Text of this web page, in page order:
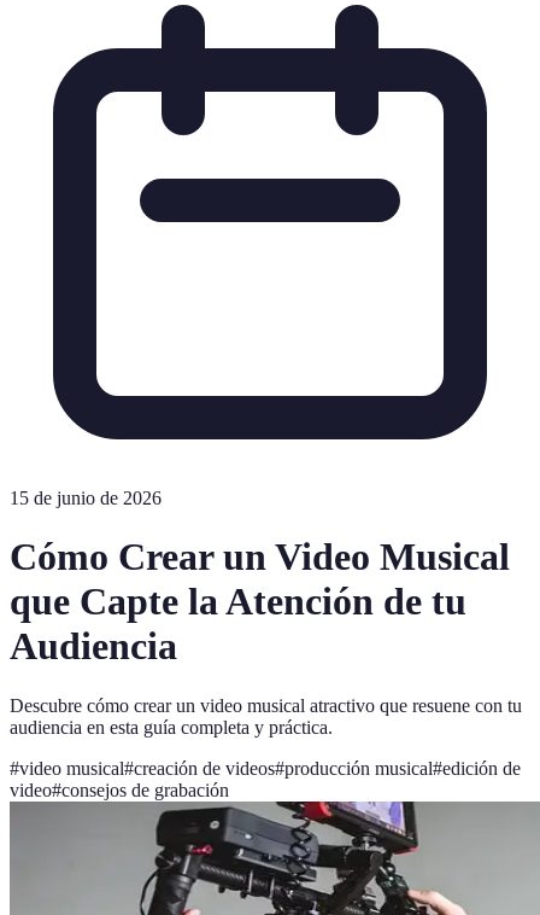
15 de junio de 2026
Cómo Crear un Video Musical
que Capte la Atención de tu
Audiencia
Descubre cómo crear un video musical atractivo que resuene con tu
audiencia en esta guía completa y práctica.
#video musical#creación de videos#producción musical#edición de
video#consejos de grabación